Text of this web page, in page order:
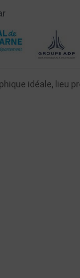
idéale, lieu